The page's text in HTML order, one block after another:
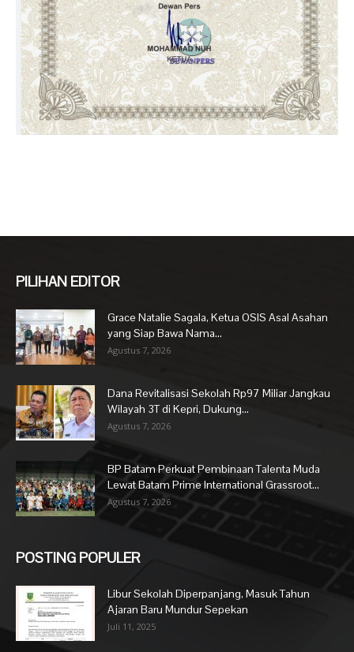
PILIHAN EDITOR
Grace Natalie Sagala, Ketua OSIS Asal Asahan
yang Siap Bawa Nama...
Agustus 7, 2026
Dana Revitalisasi Sekolah Rp97 Miliar Jangkau
Wilayah 3T di Kepri, Dukung...
Agustus 7, 2026
BP Batam Perkuat Pembinaan Talenta Muda
Lewat Batam Prime International Grassroot...
Agustus 7, 2026
POSTING POPULER
Libur Sekolah Diperpanjang, Masuk Tahun
Ajaran Baru Mundur Sepekan
Juli 11, 2025